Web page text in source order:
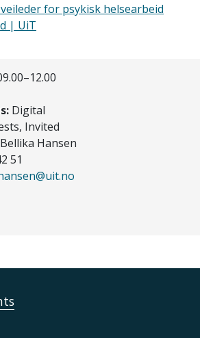
for psykisk helsearbeid
| UiT
Digital
Invited
Hansen
51